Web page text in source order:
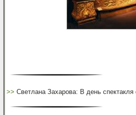
>>Светлана Захарова: В день